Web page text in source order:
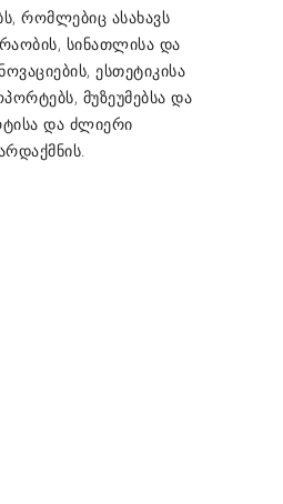
რომლებიც ასახავს
სინათლისა და
ესთეტიკისა
მუზეუმებსა და
და ძლიერი